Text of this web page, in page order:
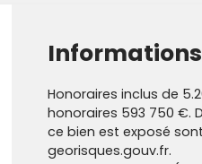
Honoraires inclus de
honoraires 593 750 €.
ce bien est exposé
georisques.gouv.fr.